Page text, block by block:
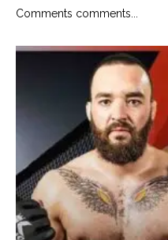
Comments comments...